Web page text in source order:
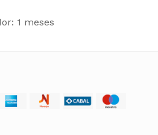
1 meses